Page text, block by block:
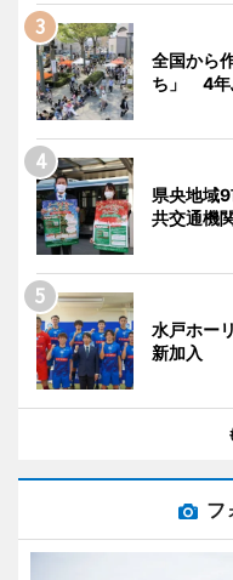
全国から
ち」 4年
県央地域
共交通機
水戸ホー
新加入
フ